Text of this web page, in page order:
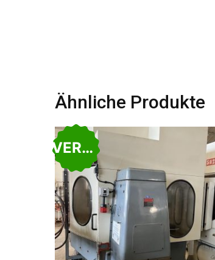
Ähnliche Produkte
VERKAUFT